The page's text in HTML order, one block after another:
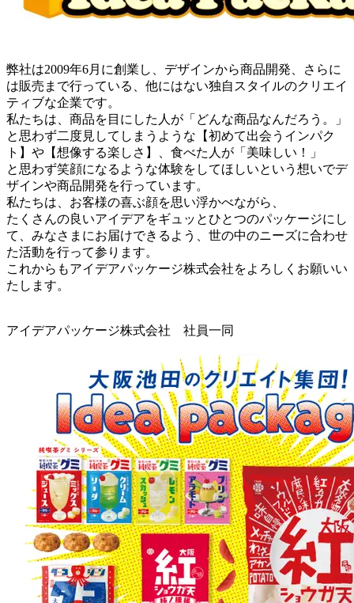
弊社は2009年6月に創業し、デザインから商品開発、さらに
は販売まで行っている、他にはない独自スタイルのクリエイ
ティブな企業です。
私たちは、商品を目にした人が「どんな商品なんだろう。」
と思わず二度見してしまうような【初めて出会うインパク
ト】や【想像する楽しさ】、食べた人が「美味しい！」
と思わず笑顔になるような体験をしてほしいという想いでデ
ザインや商品開発を行っています。
私たちは、お客様の喜ぶ顔を思い浮かべながら、
たくさんの良いアイデアをギュッとひとつのパッケージにし
て、みなさまにお届けできるよう、世の中のニーズに合わせ
た活動を行って参ります。
これからもアイデアパッケージ株式会社をよろしくお願いい
たします。
アイデアパッケージ株式会社 社員一同